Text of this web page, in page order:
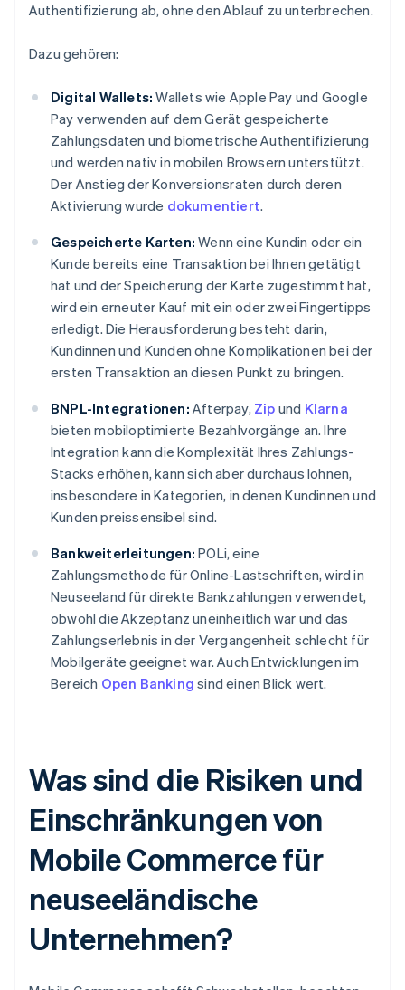
Authentifizierung ab, ohne den Ablauf zu unterbrechen.
Dazu gehören:
Digital Wallets: Wallets wie Apple Pay und Google
Pay verwenden auf dem Gerät gespeicherte
Zahlungsdaten und biometrische Authentifizierung
und werden nativ in mobilen Browsern unterstützt.
Der Anstieg der Konversionsraten durch deren
Aktivierung wurde dokumentiert.
Gespeicherte Karten: Wenn eine Kundin oder ein
Kunde bereits eine Transaktion bei Ihnen getätigt
hat und der Speicherung der Karte zugestimmt hat,
wird ein erneuter Kauf mit ein oder zwei Fingertipps
erledigt. Die Herausforderung besteht darin,
Kundinnen und Kunden ohne Komplikationen bei der
ersten Transaktion an diesen Punkt zu bringen.
BNPL-Integrationen: Afterpay, Zip und Klarna
bieten mobiloptimierte Bezahlvorgänge an. Ihre
Integration kann die Komplexität Ihres Zahlungs-
Stacks erhöhen, kann sich aber durchaus lohnen,
insbesondere in Kategorien, in denen Kundinnen und
Kunden preissensibel sind.
Bankweiterleitungen: POLi, eine
Zahlungsmethode für Online-Lastschriften, wird in
Neuseeland für direkte Bankzahlungen verwendet,
obwohl die Akzeptanz uneinheitlich war und das
Zahlungserlebnis in der Vergangenheit schlecht für
Mobilgeräte geeignet war. Auch Entwicklungen im
Bereich Open Banking sind einen Blick wert.
Was sind die Risiken und
Einschränkungen von
Mobile Commerce für
neuseeländische
Unternehmen?